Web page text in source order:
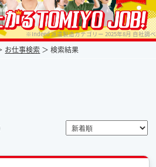
ョブ ※Indeed 派遣製造カテゴリー 2025年8月 自社調べ
お仕事検索 検索結果